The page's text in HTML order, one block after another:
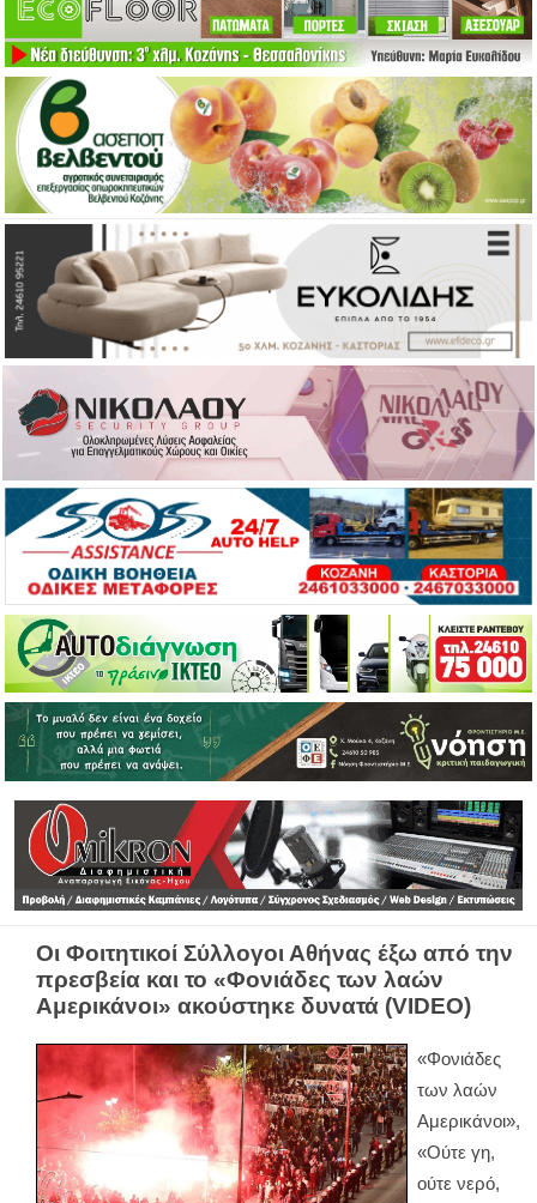
Οι Φοιτητικοί Σύλλογοι Αθήνας έξω από την
πρεσβεία και το «Φονιάδες των λαών
Αμερικάνοι» ακούστηκε δυνατά (VIDEO)
«Φονιάδες
των λαών
Αμερικάνοι»,
«Ούτε γη,
ούτε νερό,